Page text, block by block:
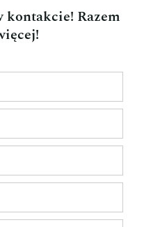
kontakcie! Razem